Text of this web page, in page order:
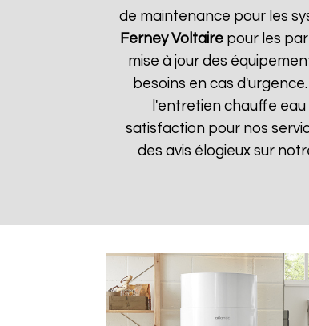
de maintenance pour les
Ferney Voltairepour les
mise à jour des
besoins en cas
l'entretien chauffe
satisfaction pour nos
des avis élogieux sur